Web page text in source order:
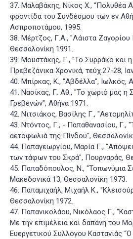
37. Μαλαβάκης, Νίκος Χ., “Πολυθέα
φροντίδα του Συνδέσμου των εν
Ασπροποτάμου, 1995.
38. Μέρτζος, Γ.Α., "Λάιστα Ζαγορίου
Θεσσαλονίκη 1991.
39. Μουστάκης, Γ., "Το Συρράκο και
Πρεβεζάνικα Χρονικά, τεύχ.27-28,
40. Μπίρκας, Κ., "Αβδέλλα", Ιωλκός,
41. Νασίκας, Γ. Αθ., "Το χωριό μας η
Γρεβενών", Αθήνα 1971.
42. Νιτσιάκος, Βασίλης Γ.,
43. Ντόντος, Γ., - Παπαθανασίου, Γ.,
αετοφωλιά της Πίνδου",
44. Παπαγεωργίου, Μαρία Γ.,
των τάφων του Σκρά", Πουρναράς,
45. Παπαδόπουλος, Ν., "Τοπωνύμια
Μακεδονικά 13, Θεσσαλονίκη 1973.
46. Παπαμιχαήλ, Μιχαήλ Κ.,
Θεσσαλονίκη 1972.
47. Παπανικολάου, Νικόλαος Γ.,
Με την επιμέλεια και δαπάνη του
Ευεργετικού Συλλόγου Καστανιάς “Ο